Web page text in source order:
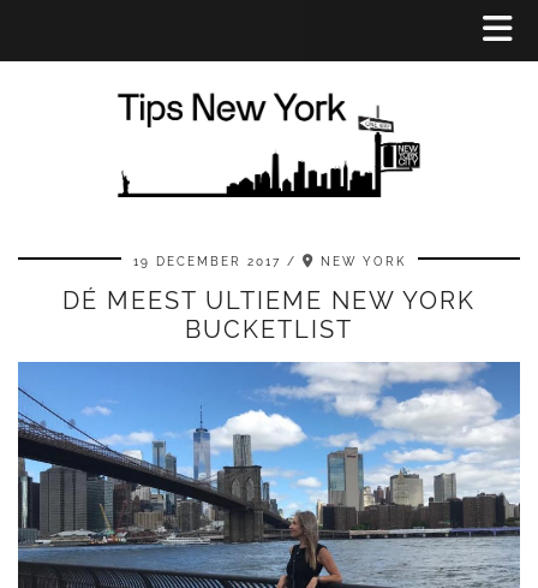
19 DECEMBER 2017 NEW YORK
DÉ MEEST ULTIEME NEW YORK
BUCKETLIST